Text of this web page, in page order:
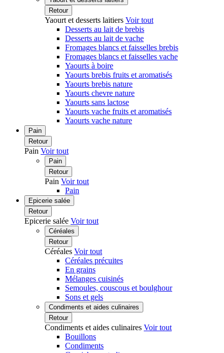
Retour
Yaourt et desserts laitiers Voir tout
Desserts au lait de brebis
Desserts au lait de vache
Fromages blancs et faisselles brebis
Fromages blancs et faisselles vache
Yaourts à boire
Yaourts brebis fruits et aromatisés
Yaourts brebis nature
Yaourts chevre nature
Yaourts sans lactose
Yaourts vache fruits et aromatisés
Yaourts vache nature
Pain
Retour
Pain Voir tout
Pain
Retour
Pain Voir tout
Pain
Epicerie salée
Retour
Epicerie salée Voir tout
Céréales
Retour
Céréales Voir tout
Céréales précuites
En grains
Mélanges cuisinés
Semoules, couscous et boulghour
Sons et gels
Condiments et aides culinaires
Retour
Condiments et aides culinaires Voir tout
Bouillons
Condiments